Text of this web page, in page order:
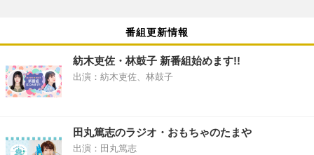
番組更新情報
紡木吏佐・林鼓子 新番組始めます!!
出演：紡木吏佐、林鼓子
田丸篤志のラジオ・おもちゃのたまや
出演：田丸篤志